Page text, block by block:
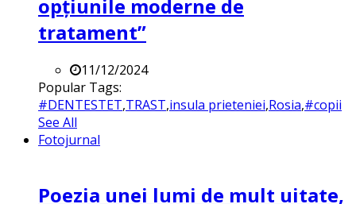
opțiunile moderne de
tratament”
11/12/2024
Popular Tags:
#DENTESTET,TRAST,insula prieteniei,Rosia,#copii
See All
Fotojurnal
Poezia unei lumi de mult uitate,